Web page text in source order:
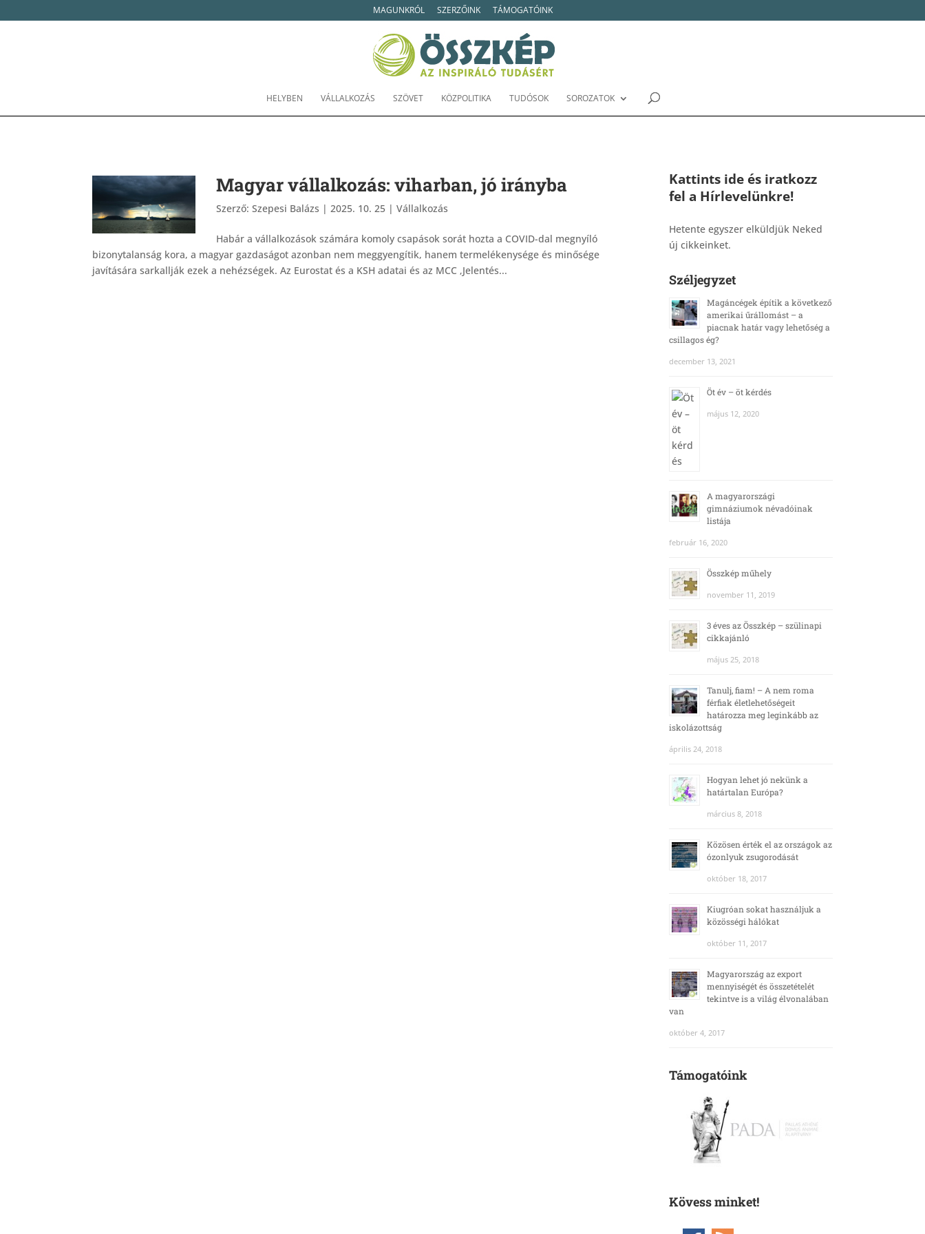
MAGUNKRÓL SZERZŐINK TÁMOGATÓINK
HELYBEN VÁLLALKOZÁS SZÖVET KÖZPOLITIKA TUDÓSOK SOROZATOK
Magyar vállalkozás: viharban, jó irányba
Szerző:Szepesi Balázs |2025. 10. 25 |Vállalkozás
Habár a vállalkozások számára komoly csapások sorát hozta a COVID-dal megnyíló
bizonytalanság kora, a magyar gazdaságot azonban nem meggyengítik, hanem termelékenysége és minősége
javítására sarkallják ezek a nehézségek. Az Eurostat és a KSH adatai és az MCC ‚Jelentés...
Kattints ide és iratkozz
fel a Hírlevelünkre!
Hetente egyszer elküldjük Neked
új cikkeinket.
Széljegyzet
Magáncégek építik a következő
amerikai űrállomást – a
piacnak határ vagy lehetőség a
csillagos ég?
december 13, 2021
Öt év – öt kérdés
május 12, 2020
A magyarországi
gimnáziumok névadóinak
listája
február 16, 2020
Összkép műhely
november 11, 2019
3 éves az Összkép – szülinapi
cikkajánló
május 25, 2018
Tanulj, fiam! – A nem roma
férfiak életlehetőségeit
határozza meg leginkább az
iskolázottság
április 24, 2018
Hogyan lehet jó nekünk a
határtalan Európa?
március 8, 2018
Közösen érték el az országok az
ózonlyuk zsugorodását
október 18, 2017
Kiugróan sokat használjuk a
közösségi hálókat
október 11, 2017
Magyarország az export
mennyiségét és összetételét
tekintve is a világ élvonalában
van
október 4, 2017
Támogatóink
Kövess minket!